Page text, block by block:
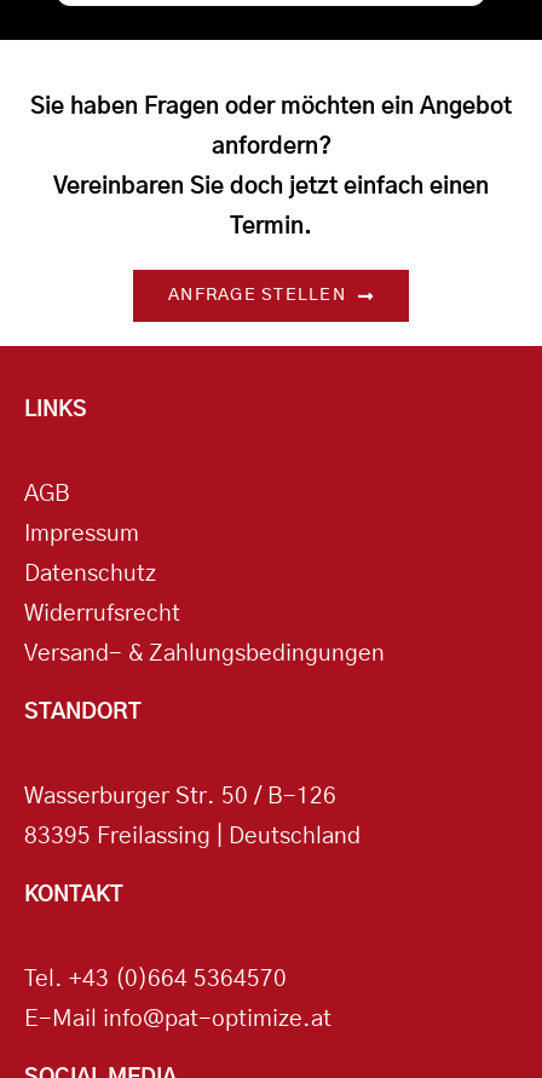
Sie haben Fragen oder möchten ein Angebot
anfordern?
Vereinbaren Sie doch jetzt einfach einen
Termin.
ANFRAGE STELLEN
LINKS
AGB
Impressum
Datenschutz
Widerrufsrecht
Versand- & Zahlungsbedingungen
STANDORT
Wasserburger Str. 50 / B-126
83395 Freilassing | Deutschland
KONTAKT
Tel. +43 (0)664 5364570
E-Mail info@pat-optimize.at